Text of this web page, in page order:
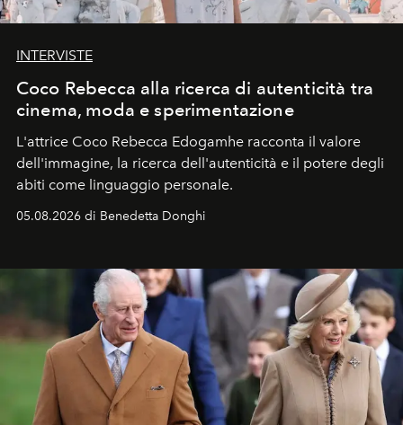
INTERVISTE
Coco Rebecca alla ricerca di autenticità tra
cinema, moda e sperimentazione
L'attrice Coco Rebecca Edogamhe racconta il valore
dell'immagine, la ricerca dell'autenticità e il potere degli
abiti come linguaggio personale.
05.08.2026 di Benedetta Donghi